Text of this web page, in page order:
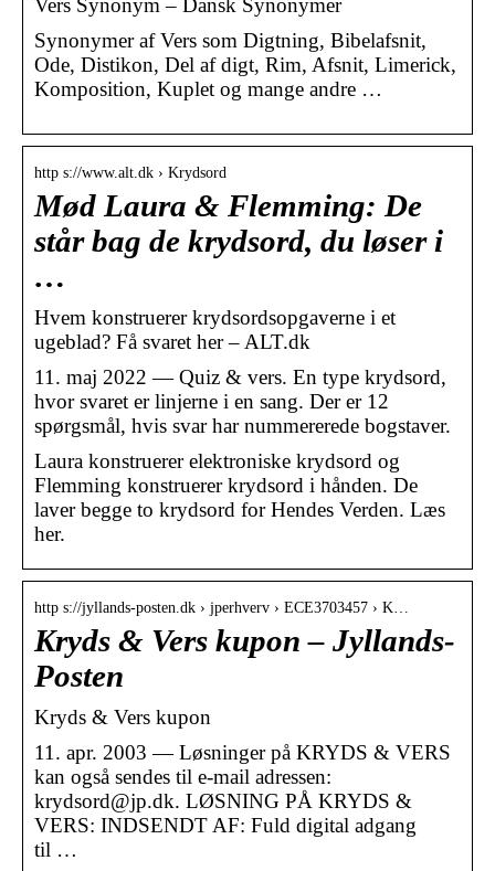
Vers Synonym – Dansk Synonymer
Synonymer af Vers som Digtning, Bibelafsnit,
Ode, Distikon, Del af digt, Rim, Afsnit, Limerick,
Komposition, Kuplet og mange andre …
http s://www.alt.dk › Krydsord
Mød Laura & Flemming: De
står bag de krydsord, du løser i
…
Hvem konstruerer krydsordsopgaverne i et
ugeblad? Få svaret her – ALT.dk
11. maj 2022 — Quiz & vers. En type krydsord,
hvor svaret er linjerne i en sang. Der er 12
spørgsmål, hvis svar har nummererede bogstaver.
Laura konstruerer elektroniske krydsord og
Flemming konstruerer krydsord i hånden. De
laver begge to krydsord for Hendes Verden. Læs
her.
http s://jyllands-posten.dk › jperhverv › ECE3703457 › K…
Kryds & Vers kupon – Jyllands-
Posten
Kryds & Vers kupon
11. apr. 2003 — Løsninger på KRYDS & VERS
kan også sendes til e-mail adressen:
krydsord@jp.dk. LØSNING PÅ KRYDS &
VERS: INDSENDT AF: Fuld digital adgang
til …